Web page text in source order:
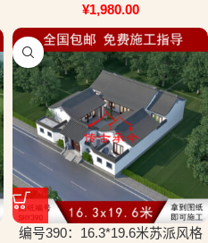
¥1,980.00
编号390：16.3*19.6米苏派风格